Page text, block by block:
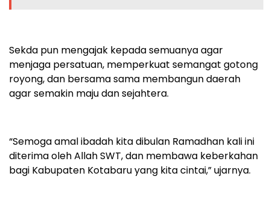
Sekda pun mengajak kepada semuanya agar
menjaga persatuan, memperkuat semangat gotong
royong, dan bersama sama membangun daerah
agar semakin maju dan sejahtera.
“Semoga amal ibadah kita dibulan Ramadhan kali ini
diterima oleh Allah SWT, dan membawa keberkahan
bagi Kabupaten Kotabaru yang kita cintai,” ujarnya.